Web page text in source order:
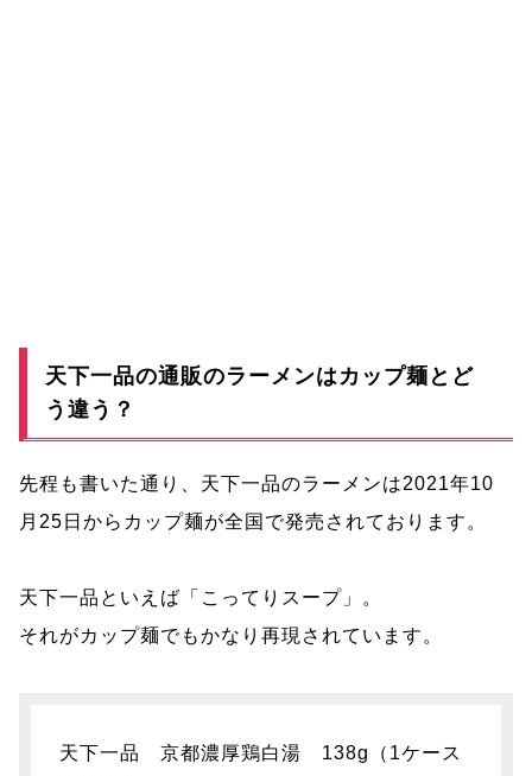
天下一品の通販のラーメンはカップ麺とど
う違う？
先程も書いた通り、天下一品のラーメンは2021年10
月25日からカップ麺が全国で発売されております。
天下一品といえば「こってりスープ」。
それがカップ麺でもかなり再現されています。
天下一品 京都濃厚鶏白湯 138g（1ケース